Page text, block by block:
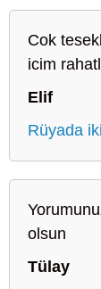
Cok
icim
Elif
Rüyada
olsun
Tülay